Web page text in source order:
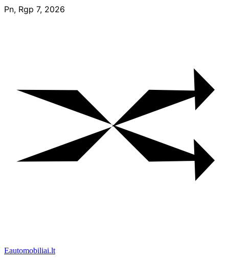
Skip
Pn, Rgp 7, 2026
Eautomobiliai.lt